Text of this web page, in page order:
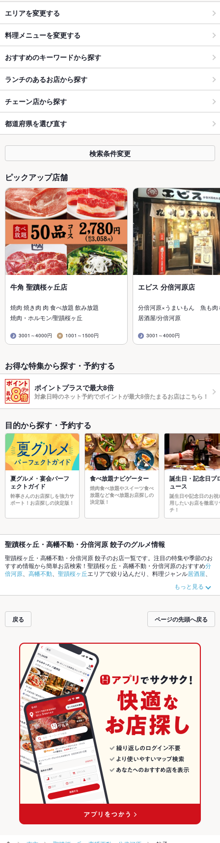
エリアを変更する
料理メニューを変更する
おすすめのキーワードから探す
ランチのあるお店から探す
チェーン店から探す
都道府県を選び直す
検索条件変更
ピックアップ店舗
牛角 聖蹟桜ヶ丘店
焼肉 焼き肉 肉 食べ放題 飲み放題
焼肉・ホルモン/聖蹟桜ヶ丘
3001～4000円 1001～1500円
エビス 分倍河原店
分倍河原×うまいもん 魚も
居酒屋/分倍河原
3001～4000円
お得な特集から探す・予約する
ポイントプラスで最大8倍
対象日時のネット予約でポイントが最大8倍たまるお店はこちら！
目的から探す・予約する
夏グルメ・宴会パーフ
ェクトガイド
幹事さんのお店探しを強力サ
ポート！お店探しの決定版！
食べ放題ナビゲーター
焼肉食べ放題やスイーツ食べ
放題など食べ放題お店探しの
決定版！
誕生日・記念日プ
ュース
誕生日や記念日のお祝
用したいお店を徹底リ
チ！
聖蹟桜ヶ丘・高幡不動・分倍河原 餃子のグルメ情報
聖蹟桜ヶ丘・高幡不動・分倍河原 餃子のお店一覧です。注目の特集や季節のお
すすめ情報から簡単お店検索！聖蹟桜ヶ丘・高幡不動・分倍河原のおすすめ分
倍河原
高幡不動 聖蹟桜ヶ丘エリアで絞り込んだり、料理ジャンル居酒屋
できます。ホットペッパーグルメなら、お得なクーポンはもちろん、とってお
きのメニューや季節のおすすめ料理など、お店の最新情報をご紹介しているの
どうしの飲み会にも、会社の宴会にも、デートやパーティーにもお得に便利に
ホットペッパーグルメをご利用ください。
もっと見る
戻る ページの先頭へ戻る